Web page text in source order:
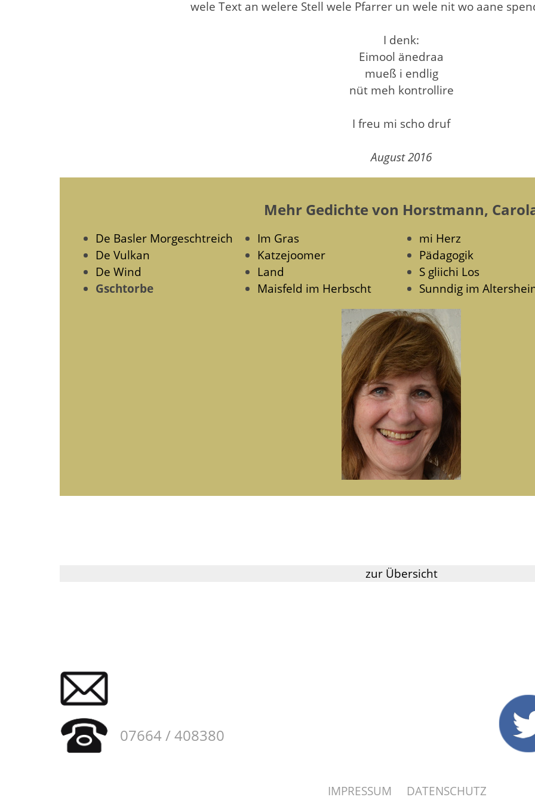
wele Text an welere Stell wele Pfarrer un wele nit wo aane
I denk:
Eimool änedraa
mueß i endlig
nüt meh kontrollire
I freu mi scho druf
August 2016
Mehr Gedichte von Horstmann,
De Basler Morgeschtreich
De Vulkan
De Wind
Gschtorbe
Im Gras
Katzejoomer
Land
Maisfeld im Herbscht
mi Herz
Pädagogik
S gliichi Los
Sunndig im
zur Übersicht
07664 / 408380
IMPRESSUM DATENSCHUTZ